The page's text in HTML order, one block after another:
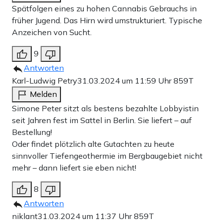
Spätfolgen eines zu hohen Cannabis Gebrauchs in
früher Jugend. Das Hirn wird umstrukturiert. Typische
Anzeichen von Sucht.
9
Antworten
Karl-Ludwig Petry31.03.2024 um 11:59 Uhr859T
Melden
Simone Peter sitzt als bestens bezahlte Lobbyistin
seit Jahren fest im Sattel in Berlin. Sie liefert – auf
Bestellung!
Oder findet plötzlich alte Gutachten zu heute
sinnvoller Tiefengeothermie im Bergbaugebiet nicht
mehr – dann liefert sie eben nicht!
8
Antworten
niklant31.03.2024 um 11:37 Uhr859T